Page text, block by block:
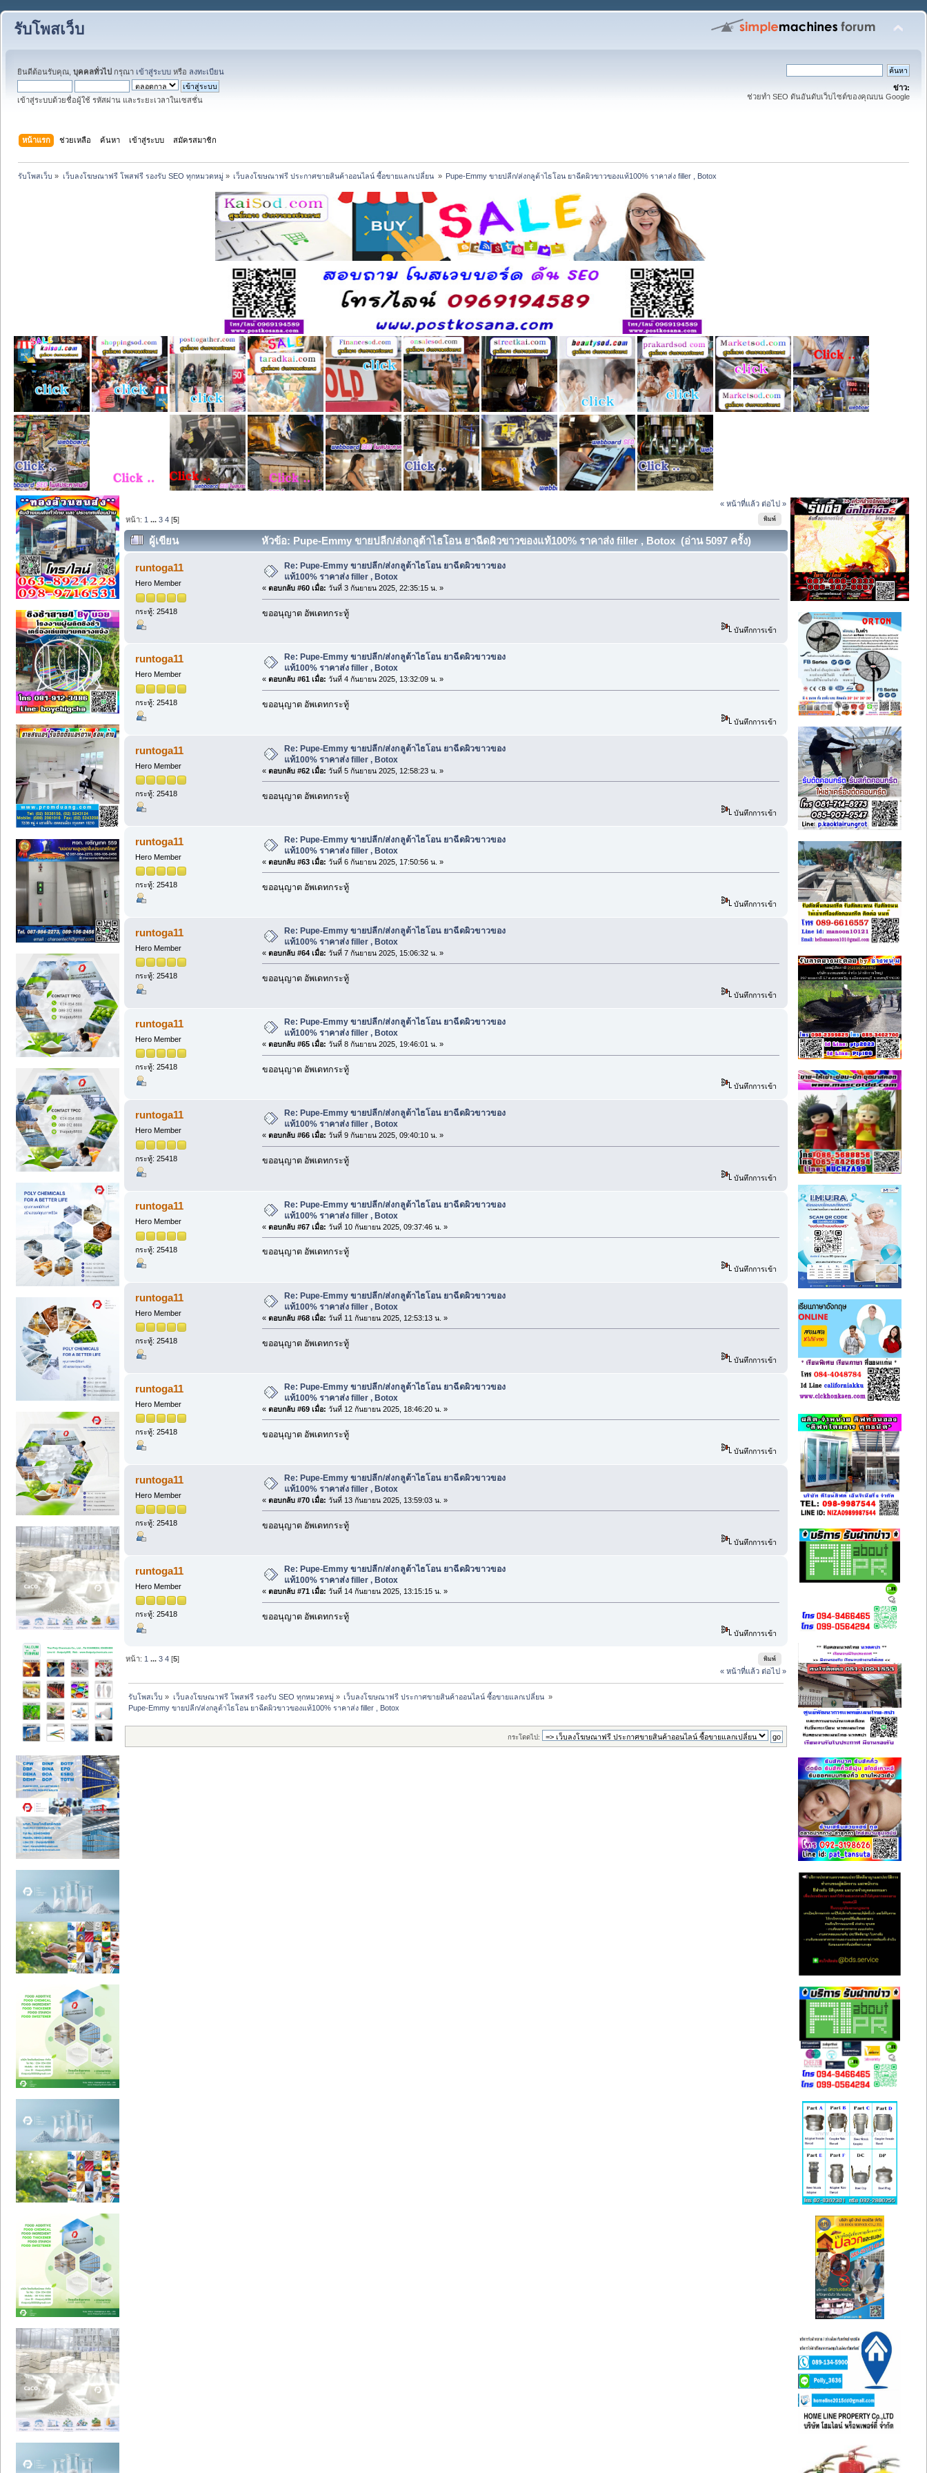
รับโพสเว็บ
ยินดีต้อนรับคุณ, บุคคลทั่วไป กรุณา เข้าสู่ระบบ หรือ ลงทะเบียน
เข้าสู่ระบบด้วยชื่อผู้ใช้ รหัสผ่าน และระยะเวลาในเซสชั่น
ข่าว:
ช่วยทำ SEO ดันอันดับเว็บไซต์ของคุณบน Google
หน้าแรก ช่วยเหลือ ค้นหา เข้าสู่ระบบ สมัครสมาชิก
รับโพสเว็บ » เว็บลงโฆษณาฟรี โพสฟรี รองรับ SEO ทุกหมวดหมู่» เว็บลงโฆษณาฟรี ประกาศขายสินค้าออนไลน์ ซื้อขายแลกเปลี่ยน » Pupe-Emmy ขายปลีก/ส่งกลูต้าไธโอน ยาฉีดผิวขาวของแท้100% ราคาส่ง filler , Botox
« หน้าที่แล้ว ต่อไป »
พิมพ์
หน้า: 1 ...3 4 [5]
ผู้เขียน หัวข้อ: Pupe-Emmy ขายปลีก/ส่งกลูต้าไธโอน ยาฉีดผิวขาวของแท้100% ราคาส่ง filler , Botox (อ่าน 5097 ครั้ง)
runtoga11
Hero Member
กระทู้: 25418
Re: Pupe-Emmy ขายปลีก/ส่งกลูต้าไธโอน ยาฉีดผิวขาวของ
แท้100% ราคาส่ง filler , Botox
« ตอบกลับ #60 เมื่อ: วันที่ 3 กันยายน 2025, 22:35:15 น. »
ขออนุญาต อัพเดทกระทู้
บันทึกการเข้า
runtoga11
Hero Member
กระทู้: 25418
Re: Pupe-Emmy ขายปลีก/ส่งกลูต้าไธโอน ยาฉีดผิวขาวของ
แท้100% ราคาส่ง filler , Botox
« ตอบกลับ #61 เมื่อ: วันที่ 4 กันยายน 2025, 13:32:09 น. »
ขออนุญาต อัพเดทกระทู้
บันทึกการเข้า
runtoga11
Hero Member
กระทู้: 25418
Re: Pupe-Emmy ขายปลีก/ส่งกลูต้าไธโอน ยาฉีดผิวขาวของ
แท้100% ราคาส่ง filler , Botox
« ตอบกลับ #62 เมื่อ: วันที่ 5 กันยายน 2025, 12:58:23 น. »
ขออนุญาต อัพเดทกระทู้
บันทึกการเข้า
runtoga11
Hero Member
กระทู้: 25418
Re: Pupe-Emmy ขายปลีก/ส่งกลูต้าไธโอน ยาฉีดผิวขาวของ
แท้100% ราคาส่ง filler , Botox
« ตอบกลับ #63 เมื่อ: วันที่ 6 กันยายน 2025, 17:50:56 น. »
ขออนุญาต อัพเดทกระทู้
บันทึกการเข้า
runtoga11
Hero Member
กระทู้: 25418
Re: Pupe-Emmy ขายปลีก/ส่งกลูต้าไธโอน ยาฉีดผิวขาวของ
แท้100% ราคาส่ง filler , Botox
« ตอบกลับ #64 เมื่อ: วันที่ 7 กันยายน 2025, 15:06:32 น. »
ขออนุญาต อัพเดทกระทู้
บันทึกการเข้า
runtoga11
Hero Member
กระทู้: 25418
Re: Pupe-Emmy ขายปลีก/ส่งกลูต้าไธโอน ยาฉีดผิวขาวของ
แท้100% ราคาส่ง filler , Botox
« ตอบกลับ #65 เมื่อ: วันที่ 8 กันยายน 2025, 19:46:01 น. »
ขออนุญาต อัพเดทกระทู้
บันทึกการเข้า
runtoga11
Hero Member
กระทู้: 25418
Re: Pupe-Emmy ขายปลีก/ส่งกลูต้าไธโอน ยาฉีดผิวขาวของ
แท้100% ราคาส่ง filler , Botox
« ตอบกลับ #66 เมื่อ: วันที่ 9 กันยายน 2025, 09:40:10 น. »
ขออนุญาต อัพเดทกระทู้
บันทึกการเข้า
runtoga11
Hero Member
กระทู้: 25418
Re: Pupe-Emmy ขายปลีก/ส่งกลูต้าไธโอน ยาฉีดผิวขาวของ
แท้100% ราคาส่ง filler , Botox
« ตอบกลับ #67 เมื่อ: วันที่ 10 กันยายน 2025, 09:37:46 น. »
ขออนุญาต อัพเดทกระทู้
บันทึกการเข้า
runtoga11
Hero Member
กระทู้: 25418
Re: Pupe-Emmy ขายปลีก/ส่งกลูต้าไธโอน ยาฉีดผิวขาวของ
แท้100% ราคาส่ง filler , Botox
« ตอบกลับ #68 เมื่อ: วันที่ 11 กันยายน 2025, 12:53:13 น. »
ขออนุญาต อัพเดทกระทู้
บันทึกการเข้า
runtoga11
Hero Member
กระทู้: 25418
Re: Pupe-Emmy ขายปลีก/ส่งกลูต้าไธโอน ยาฉีดผิวขาวของ
แท้100% ราคาส่ง filler , Botox
« ตอบกลับ #69 เมื่อ: วันที่ 12 กันยายน 2025, 18:46:20 น. »
ขออนุญาต อัพเดทกระทู้
บันทึกการเข้า
runtoga11
Hero Member
กระทู้: 25418
Re: Pupe-Emmy ขายปลีก/ส่งกลูต้าไธโอน ยาฉีดผิวขาวของ
แท้100% ราคาส่ง filler , Botox
« ตอบกลับ #70 เมื่อ: วันที่ 13 กันยายน 2025, 13:59:03 น. »
ขออนุญาต อัพเดทกระทู้
บันทึกการเข้า
runtoga11
Hero Member
กระทู้: 25418
Re: Pupe-Emmy ขายปลีก/ส่งกลูต้าไธโอน ยาฉีดผิวขาวของ
แท้100% ราคาส่ง filler , Botox
« ตอบกลับ #71 เมื่อ: วันที่ 14 กันยายน 2025, 13:15:15 น. »
ขออนุญาต อัพเดทกระทู้
บันทึกการเข้า
พิมพ์
หน้า: 1 ...3 4 [5]
« หน้าที่แล้ว ต่อไป »
รับโพสเว็บ » เว็บลงโฆษณาฟรี โพสฟรี รองรับ SEO ทุกหมวดหมู่» เว็บลงโฆษณาฟรี ประกาศขายสินค้าออนไลน์ ซื้อขายแลกเปลี่ยน »
Pupe-Emmy ขายปลีก/ส่งกลูต้าไธโอน ยาฉีดผิวขาวของแท้100% ราคาส่ง filler , Botox
กระโดดไป: